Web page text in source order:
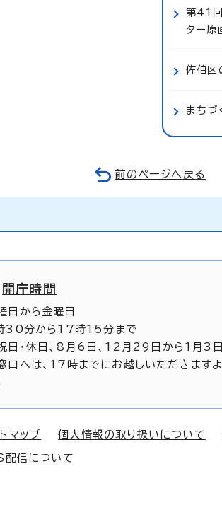
第41
ター原
佐伯区
まちづ
前のページへ戻る
開庁時間
日から金曜日
30分から17時15分まで
日・休日、8月6日、12月29日から1月3
口へは、17時までにお越しいただきます
マップ 個人情報の取り扱いについて
配信について